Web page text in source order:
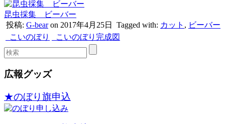
昆虫採集 ビーバー
投稿: G-bearon 2017年4月25日 Tagged with: カット , ビーバー
こいのぼり
こいのぼり完成図
広報グッズ
★のぼり旗申込